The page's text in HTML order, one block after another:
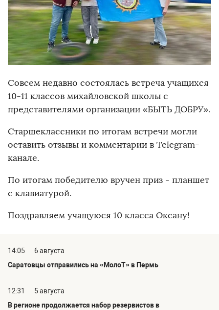
Совсем недавно состоялась встреча учащихся
10-11 классов михайловской школы с
представителями организации «БЫТЬ ДОБРУ».
Старшеклассники по итогам встречи могли
оставить отзывы и комментарии в Telegram-
канале.
По итогам победителю вручен приз - планшет
с клавиатурой.
Поздравляем учащуюся 10 класса Оксану!
14:05
6 августа
Саратовцы отправились на «МолоТ» в Пермь
12:31
5 августа
В регионе продолжается набор резервистов в